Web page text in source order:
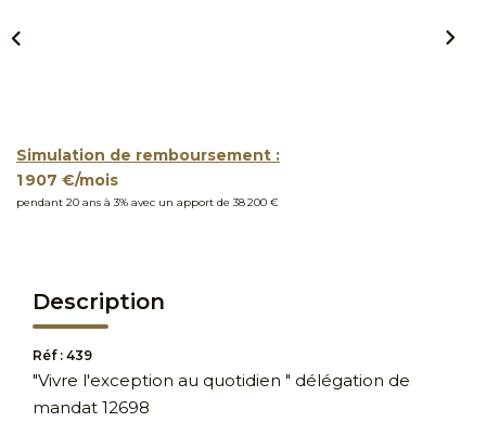
Simulation de remboursement :
1 907 €/mois
pendant 20 ans à 3% avec un apport de 38 200 €
Description
Réf : 439
"Vivre l'exception au quotidien " délégation de
mandat 12698